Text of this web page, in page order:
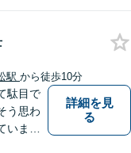
駅 から徒歩10分
駄目で
う思わ
いま
詳細を見
る